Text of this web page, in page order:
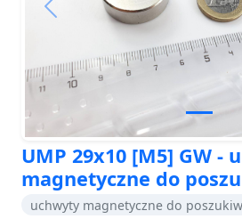
Previous
UMP 29x10 [M5] GW -
magnetyczne do
uchwyty magnetyczne do